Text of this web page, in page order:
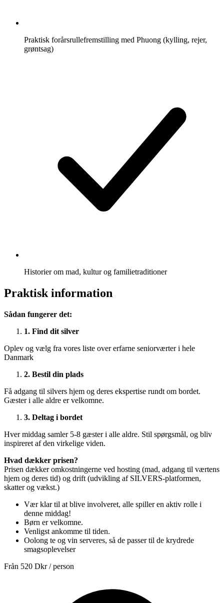
Praktisk forårsrullefremstilling med Phuong (kylling, rejer,
grøntsag)
Historier om mad, kultur og familietraditioner
Praktisk information
Sådan fungerer det:
1. Find dit silver
Oplev og vælg fra vores liste over erfarne seniorværter i hele
Danmark
2. Bestil din plads
Få adgang til silvers hjem og deres ekspertise rundt om bordet.
Gæster i alle aldre er velkomne.
3. Deltag i bordet
Hver middag samler 5-8 gæster i alle aldre. Stil spørgsmål, og bliv
inspireret af den virkelige viden.
Hvad dækker prisen?
Prisen dækker omkostningerne ved hosting (mad, adgang til værtens
hjem og deres tid) og drift (udvikling af SILVERS-platformen,
skatter og vækst.)
Vær klar til at blive involveret, alle spiller en aktiv rolle i
denne middag!
Børn er velkomne.
Venligst ankomme til tiden.
Oolong te og vin serveres, så de passer til de krydrede
smagsoplevelser
Från 520 Dkr/ person